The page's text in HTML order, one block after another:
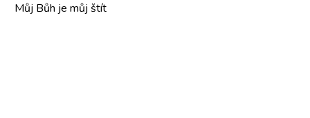
Můj Bůh je můj štít